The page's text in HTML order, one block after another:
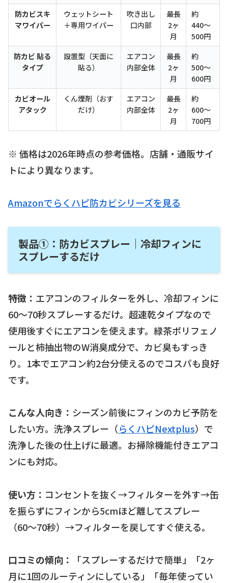
防カビスキ
マワイパー
ウェットシート
＋専用ワイパー
吹き出し
口内部
最長
2ヶ
月
約
440〜
500円
防カビ 貼る
タイプ
設置型（天面に
貼る）
エアコン
内部全体
最長
2ヶ
月
約
500〜
600円
カビオール
アタック
くん煙剤（おす
だけ）
エアコン
内部全体
最長
2ヶ
月
約
600〜
700円
※ 価格は2026年時点の参考価格。店舗・通販サイ
トにより異なります。
Amazonでらくハピ防カビシリーズを見る
製品①：防カビスプレー｜冷却フィンに
スプレーするだけ
特徴： エアコンのフィルターを外し、冷却フィンに
60〜70秒スプレーするだけ。超速乾タイプなので
使用後すぐにエアコンを使えます。緑茶ポリフェノ
ールと柿抽出物のW消臭成分で、カビ臭もすっき
り。1本でエアコン約2台分使えるのでコスパも良好
です。
こんな人向き： シーズン前後にフィンのカビ予防を
したい方。洗浄スプレー（らくハピNextplus）で
洗浄した後の仕上げに最適。お掃除機能付きエアコ
ンにも対応。
使い方： コンセントを抜く→フィルターを外す→缶
を振らずにフィンから5cmほど離してスプレー
（60〜70秒）→フィルターを戻してすぐ使える。
口コミの傾向：
「スプレーするだけで簡単」「2ヶ
月に1回のルーティンにしている」「毎年使ってい